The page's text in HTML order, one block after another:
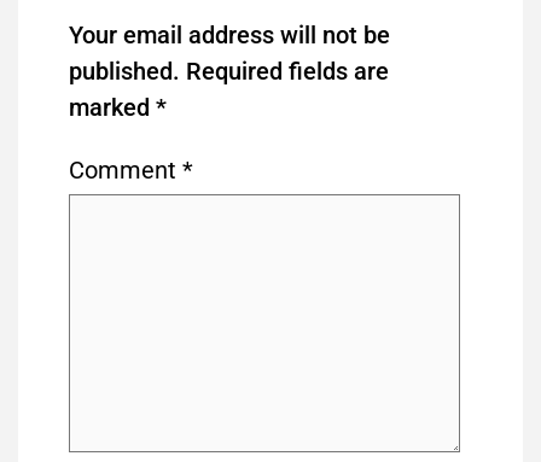
Your email address will not be
published. Required fields are
marked *
Comment *